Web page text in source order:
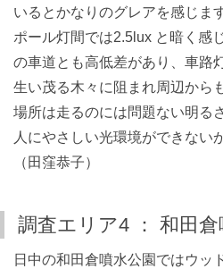
いるとかなりのグレアを感じま
ポール灯間では2.5lux と暗く感
の車道とも高低差があり、車路
生い茂る木々に阻まれ周辺から
場所は走るのには問題ない明る
人にやさしい光環境ができない
（田窪恭子）
調査エリア4 ： 和田倉
日中の和田倉噴水公園ではウッ